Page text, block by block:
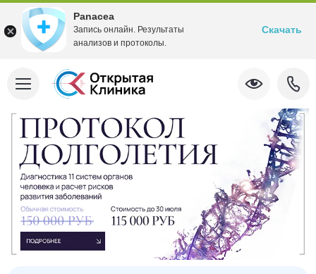
Panacea
Запись онлайн. Результаты
анализов и протоколы.
Скачать